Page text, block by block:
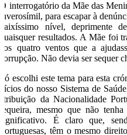
O interrogatório da Mãe das
inverosímil, para escapar à
baixíssimo nível, deprimente
quaisquer resultados. A Mãe foi
aos quatro ventos que a
corrupção. Não devia ser sequer
Só escolhi este tema para esta
vícios do nosso Sistema de
atribuição da Nacionalidade
requeira, mesmo que não
significativo. É claro que,
Portuguesas, têm o mesmo